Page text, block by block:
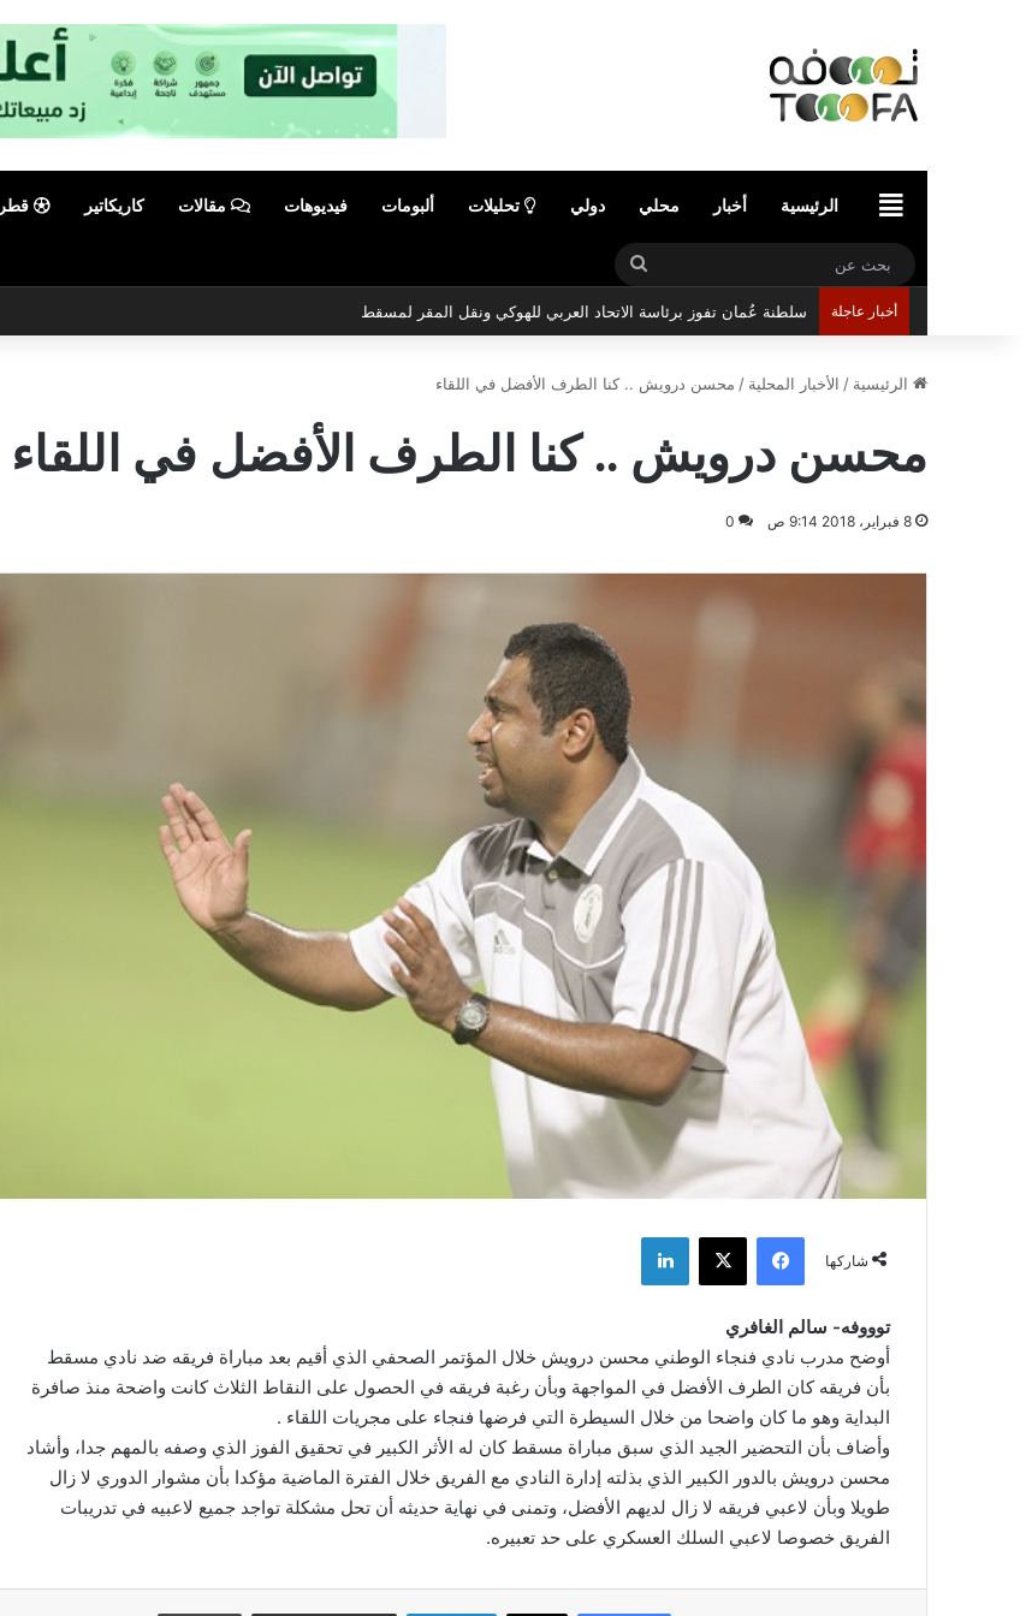
الرئيسيةالرئيسية أخبار محلي دولي تحليلات ألبومات فيديوهات مقالات كاريكاتير قطر 2022
بحث
عن
أخبار عاجلة سلطنة عُمان تفوز برئاسة الاتحاد العربي للهوكي ونقل المقر لمسقط
الرئيسية / الأخبار المحلية / محسن درويش .. كنا الطرف الأفضل في اللقاء
محسن درويش .. كنا الطرف الأفضل في اللقاء
8 فبراير، 2018 9:14 ص 0
شاركها
فيسبوك ‫X لينكدإن
توووفه- سالم الغافري
أوضح مدرب نادي فنجاء الوطني محسن درويش خلال المؤتمر الصحفي الذي أقيم بعد مباراة فريقه ضد نادي مسقط
بأن فريقه كان الطرف الأفضل في المواجهة وبأن رغبة فريقه في الحصول على النقاط الثلاث كانت واضحة منذ صافرة
البداية وهو ما كان واضحا من خلال السيطرة التي فرضها فنجاء على مجريات اللقاء .
وأضاف بأن التحضير الجيد الذي سبق مباراة مسقط كان له الأثر الكبير في تحقيق الفوز الذي وصفه بالمهم جدا، وأشاد
محسن درويش بالدور الكبير الذي بذلته إدارة النادي مع الفريق خلال الفترة الماضية مؤكدا بأن مشوار الدوري لا زال
طويلا وبأن لاعبي فريقه لا زال لديهم الأفضل، وتمنى في نهاية حديثه أن تحل مشكلة تواجد جميع لاعبيه في تدريبات
الفريق خصوصا لاعبي السلك العسكري على حد تعبيره.